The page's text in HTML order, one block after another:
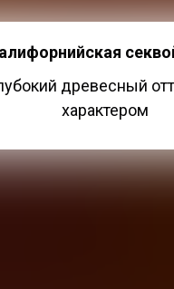
древесный
характером